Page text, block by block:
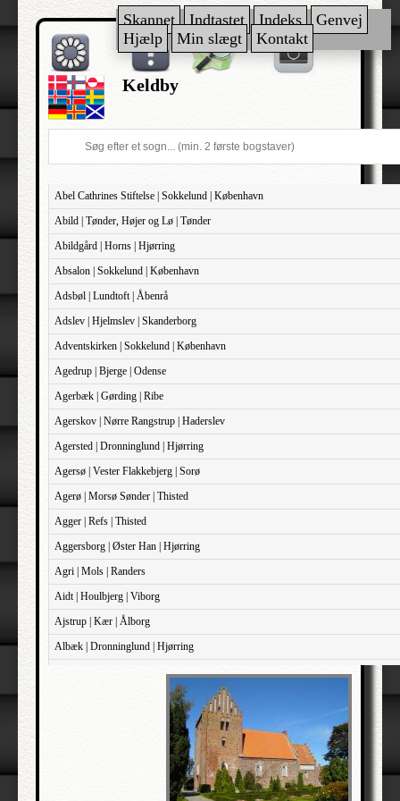
Skannet Indtastet Indeks
Genvej
Hjælp
Min slægt Kontakt
Keldby
Abel Cathrines Stiftelse | Sokkelund | København
Abild | Tønder, Højer og Lø | Tønder
Abildgård | Horns | Hjørring
Absalon | Sokkelund | København
Adsbøl | Lundtoft | Åbenrå
Adslev | Hjelmslev | Skanderborg
Adventskirken | Sokkelund | København
Agedrup | Bjerge | Odense
Agerbæk | Gørding | Ribe
Agerskov | Nørre Rangstrup | Haderslev
Agersted | Dronninglund | Hjørring
Agersø | Vester Flakkebjerg | Sorø
Agerø | Morsø Sønder | Thisted
Agger | Refs | Thisted
Aggersborg | Øster Han | Hjørring
Agri | Mols | Randers
Aidt | Houlbjerg | Viborg
Ajstrup | Kær | Ålborg
Albæk | Dronninglund | Hjørring
Albæk | Støvring | Randers
Albøge | Djurs Sønder | Randers
Alderslyst | Gjern | Skanderborg
Aldersro | Sokkelund | København
Allehelgen | Sokkelund | København
Aller | Sønder Tyrstrup | Haderslev